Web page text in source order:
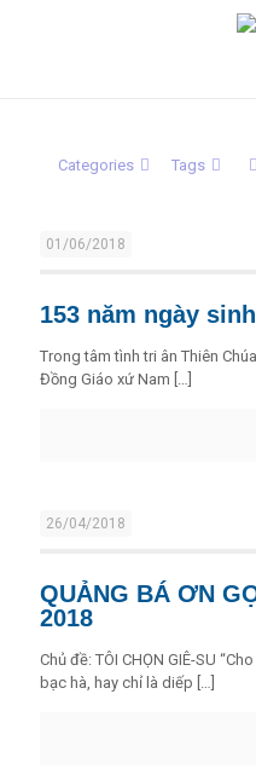
Categories Tags
01/06/2018
153 năm ngày
Trong tâm tình tri ân Thiên
Đồng Giáo xứ Nam […]
26/04/2018
QUẢNG BÁ ƠN
2018
Chủ đề: TÔI CHỌN GIÊ-SU
bạc hà, hay chỉ là diếp […]